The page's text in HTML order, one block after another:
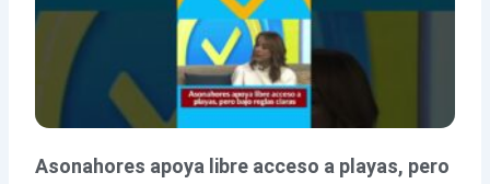
Asonahores apoya libre acceso a playas, pero